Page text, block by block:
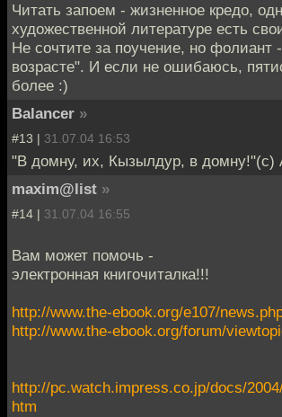
Читать запоем - жизненное кредо,
художественной литературе есть
Не сочтите за поучение, но фолиант
возрасте". И если не ошибаюсь,
более :)
Balancer »
#13 | 31.07.04 16:53
"В домну, их, Кызылдур, в домну!"(с)
maxim@list »
#14 | 31.07.04 16:55
Вам может помочь -
электронная книгочиталка!!!
http://www.the-ebook.org/e107/
http://www.the-ebook.org/forum/
http://pc.watch.impress.co.jp/docs/
htm